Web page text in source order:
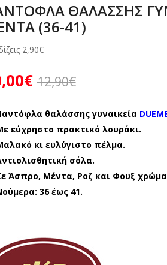
ΘΑΛΑΣΣΗΣ
(36-41)
2,90€
12,90€
€
θαλάσσης γυναικεία
εύχρηστο πρακτικό λουράκι.
κι ευλύγιστο πέλμα.
σόλα.
Άσπρο, Μέντα, Ροζ και Φουξ
36 έως 41.